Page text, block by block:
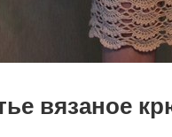
вязаное